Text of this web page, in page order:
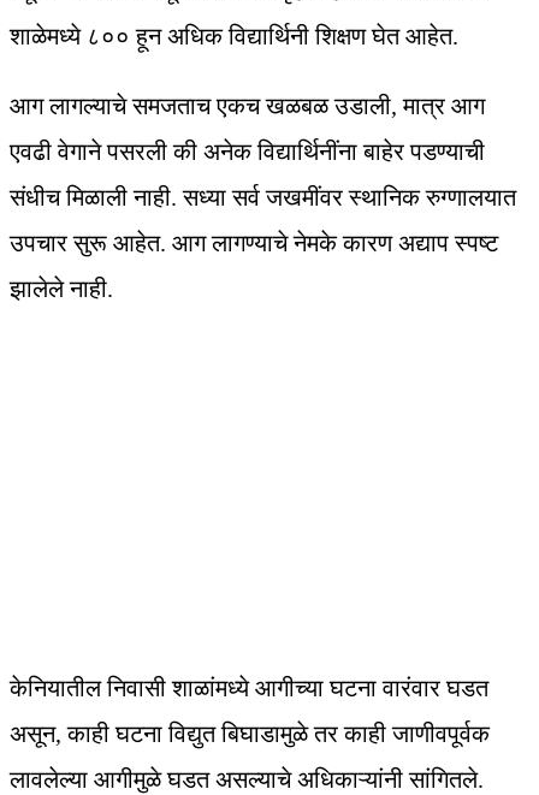
शाळेमध्ये ८०० हून अधिक विद्यार्थिनी शिक्षण घेत आहेत.
आग लागल्याचे समजताच एकच खळबळ उडाली, मात्र आग
एवढी वेगाने पसरली की अनेक विद्यार्थिनींना बाहेर पडण्याची
संधीच मिळाली नाही. सध्या सर्व जखमींवर स्थानिक रुग्णालयात
उपचार सुरू आहेत. आग लागण्याचे नेमके कारण अद्याप स्पष्ट
झालेले नाही.
केनियातील निवासी शाळांमध्ये आगीच्या घटना वारंवार घडत
असून, काही घटना विद्युत बिघाडामुळे तर काही जाणीवपूर्वक
लावलेल्या आगीमुळे घडत असल्याचे अधिकाऱ्यांनी सांगितले.